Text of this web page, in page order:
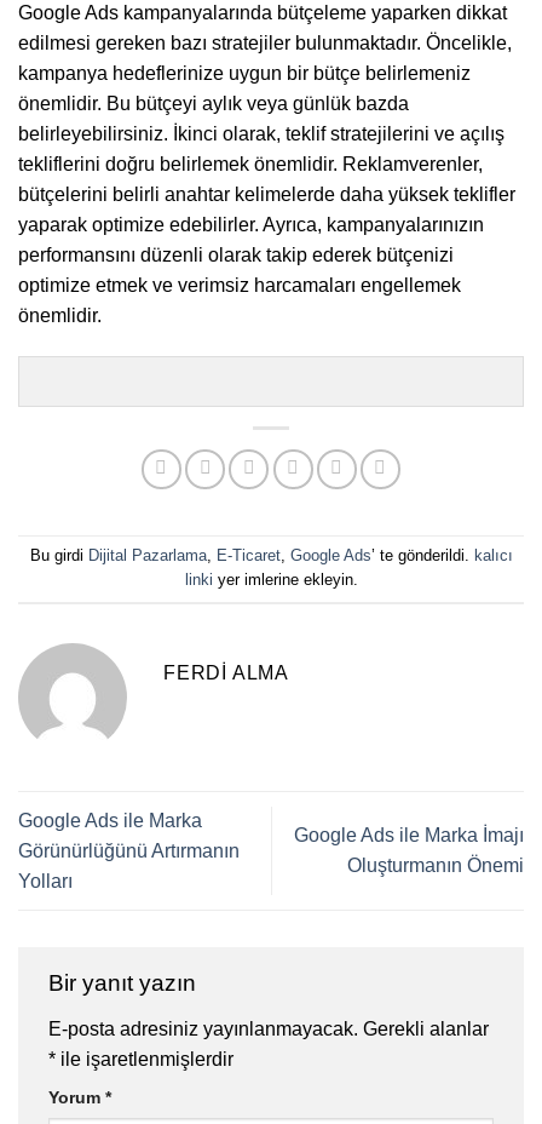
Google Ads kampanyalarında bütçeleme yaparken dikkat
edilmesi gereken bazı stratejiler bulunmaktadır. Öncelikle,
kampanya hedeflerinize uygun bir bütçe belirlemeniz
önemlidir. Bu bütçeyi aylık veya günlük bazda
belirleyebilirsiniz. İkinci olarak, teklif stratejilerini ve açılış
tekliflerini doğru belirlemek önemlidir. Reklamverenler,
bütçelerini belirli anahtar kelimelerde daha yüksek teklifler
yaparak optimize edebilirler. Ayrıca, kampanyalarınızın
performansını düzenli olarak takip ederek bütçenizi
optimize etmek ve verimsiz harcamaları engellemek
önemlidir.
Bu girdi Dijital Pazarlama, E-Ticaret, Google Ads’ te gönderildi.
kalıcı
linki yer imlerine ekleyin.
FERDI ALMA
Google Ads ile Marka
Görünürlüğünü Artırmanın
Yolları
Google Ads ile Marka İmajı
Oluşturmanın Önemi
Bir yanıt yazın
E-posta adresiniz yayınlanmayacak. Gerekli alanlar
* ile işaretlenmişlerdir
Yorum *